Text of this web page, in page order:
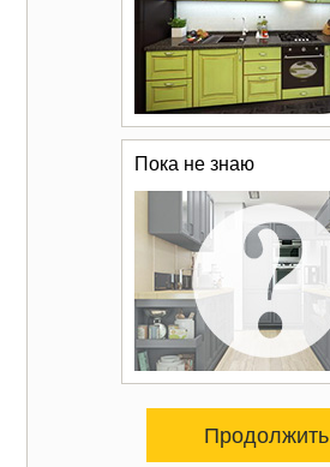
Пока не знаю
Продолжить